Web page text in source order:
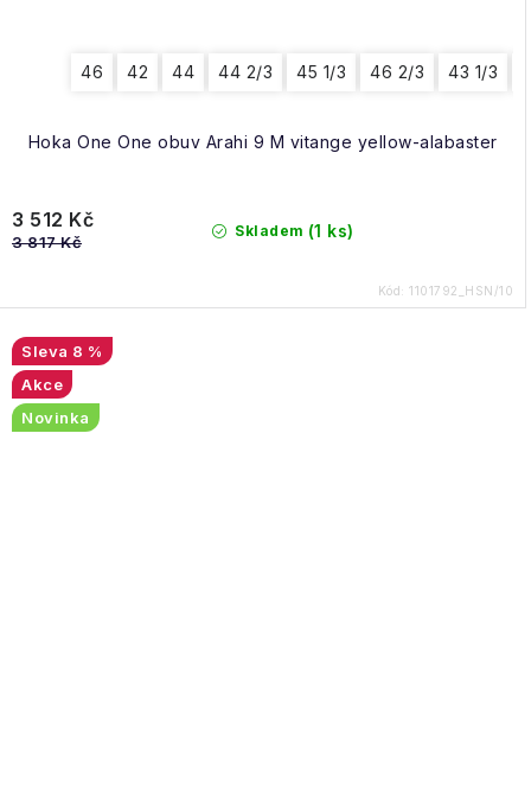
Hoka One One obuv Arahi 9 M vitange yellow-alabaster
46 42 44 44 2/3 45 1/3 46 2/3 43 1/3
Skladem (1 ks)
3 512 Kč
3 817 Kč
Kód: 1101792_HSN/10
8 %
Akce
Novinka